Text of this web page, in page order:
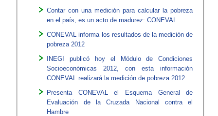
Contar con una medición para calcular la pobreza
en el país, es un acto de madurez: CONEVAL
CONEVAL informa los resultados de la medición de
pobreza 2012
INEGI publicó hoy el Módulo de Condiciones
Socioeconómicas 2012, con esta información
CONEVAL realizará la medición de pobreza 2012
Presenta CONEVAL el Esquema General de
Evaluación de la Cruzada Nacional contra el
Hambre